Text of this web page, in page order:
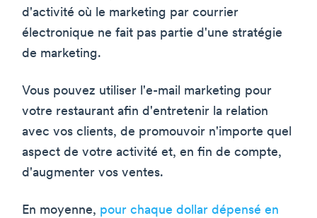
d'activité où le marketing par courrier
électronique ne fait pas partie d'une stratégie
de marketing.
Vous pouvez utiliser l'e-mail marketing pour
votre restaurant afin d'entretenir la relation
avec vos clients, de promouvoir n'importe quel
aspect de votre activité et, en fin de compte,
d'augmenter vos ventes.
En moyenne, pour chaque dollar dépensé en